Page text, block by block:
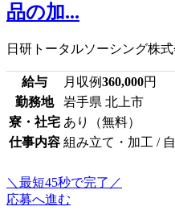
品の加...
日研トータルソーシング株
給与 月収例360,000円
勤務地
岩手県 北上市
寮・社宅 あり（無料）
仕事内容 組み立て・加工 /
＼最短45秒で完了／
応募へ進む